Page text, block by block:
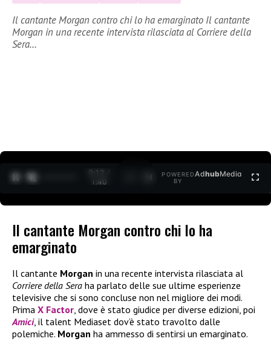
Il cantante Morgan contro chi lo ha emarginato Il cantante
Morgan in una recente intervista rilasciata al Corriere della
Sera…
0:12 /
1:40
POWERED
BY
AdhubMedia
Il cantante Morgan contro chi lo ha
emarginato
Il cantante Morgan in una recente intervista rilasciata al
Corriere della Sera ha parlato delle sue ultime esperienze
televisive che si sono concluse non nel migliore dei modi.
Prima X Factor, dove è stato giudice per diverse edizioni, poi
Amici, il talent Mediaset dov’è stato travolto dalle
polemiche. Morgan ha ammesso di sentirsi un emarginato.